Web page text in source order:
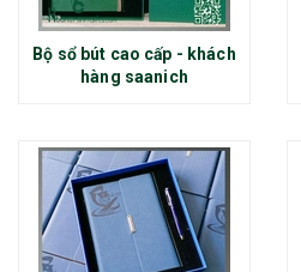
Bộ sổ bút cao cấp - khách
hàng saanich